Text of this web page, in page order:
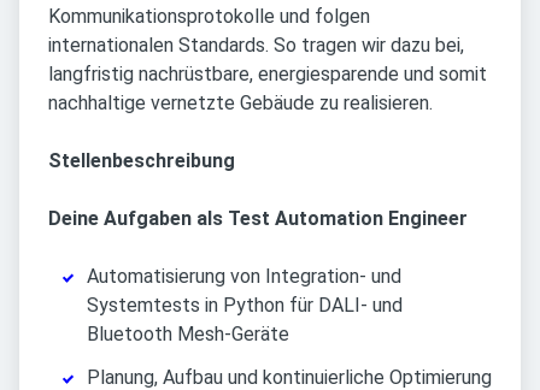
Kommunikationsprotokolle und folgen
internationalen Standards. So tragen wir dazu bei,
langfristig nachrüstbare, energiesparende und somit
nachhaltige vernetzte Gebäude zu realisieren.
Stellenbeschreibung
Deine Aufgaben als Test Automation Engineer
Automatisierung von Integration- und
Systemtests in Python für DALI- und
Bluetooth Mesh-Geräte
Planung, Aufbau und kontinuierliche Optimierung